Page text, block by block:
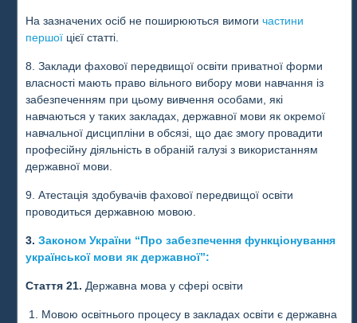
На зазначених осіб не поширюються вимоги частини
першоїцієї статті.
8. Заклади фахової передвищої освіти приватної форми
власності мають право вільного вибору мови навчання із
забезпеченням при цьому вивчення особами, які
навчаються у таких закладах, державної мови як окремої
навчальної дисципліни в обсязі, що дає змогу провадити
професійну діяльність в обраній галузі з використанням
державної мови.
9. Атестація здобувачів фахової передвищої освіти
проводиться державною мовою.
3. Законом України “Про забезпечення функціонування
української мови як державної”:
Стаття 21. Державна мова у сфері освіти
Мовою освітнього процесу в закладах освіти є державна